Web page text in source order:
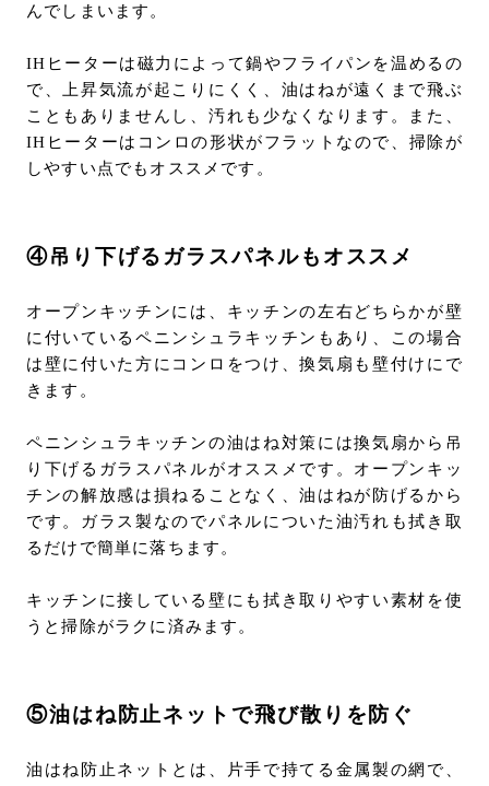
んでしまいます。
IHヒーターは磁力によって鍋やフライパンを温めるの
で、上昇気流が起こりにくく、油はねが遠くまで飛ぶ
こともありませんし、汚れも少なくなります。また、
IHヒーターはコンロの形状がフラットなので、掃除が
しやすい点でもオススメです。
④吊り下げるガラスパネルもオススメ
オープンキッチンには、キッチンの左右どちらかが壁
に付いているペニンシュラキッチンもあり、この場合
は壁に付いた方にコンロをつけ、換気扇も壁付けにで
きます。
ペニンシュラキッチンの油はね対策には換気扇から吊
り下げるガラスパネルがオススメです。オープンキッ
チンの解放感は損ねることなく、油はねが防げるから
です。ガラス製なのでパネルについた油汚れも拭き取
るだけで簡単に落ちます。
キッチンに接している壁にも拭き取りやすい素材を使
うと掃除がラクに済みます。
⑤油はね防止ネットで飛び散りを防ぐ
油はね防止ネットとは、片手で持てる金属製の網で、